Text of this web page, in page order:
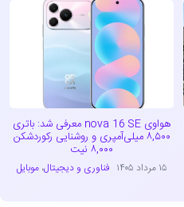
هواوی nova 16 SE معرفی شد: باتری
۸,۵۰۰ میلی‌آمپری و روشنایی رکوردشکن
۸,۰۰۰ نیت
۱۵ مرداد ۱۴۰۵ فناوری و دیجیتال،موبایل